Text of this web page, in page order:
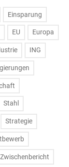
Einsparung
EU Europa
ING
Stahl
Strategie
Zwischenbericht